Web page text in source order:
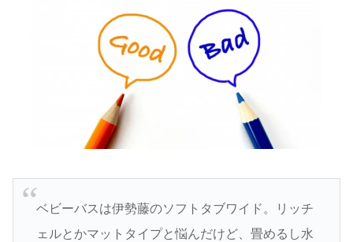
ベビーバスは伊勢藤のソフトタブワイド。リッチ
ェルとかマットタイプと悩んだけど、畳めるし水